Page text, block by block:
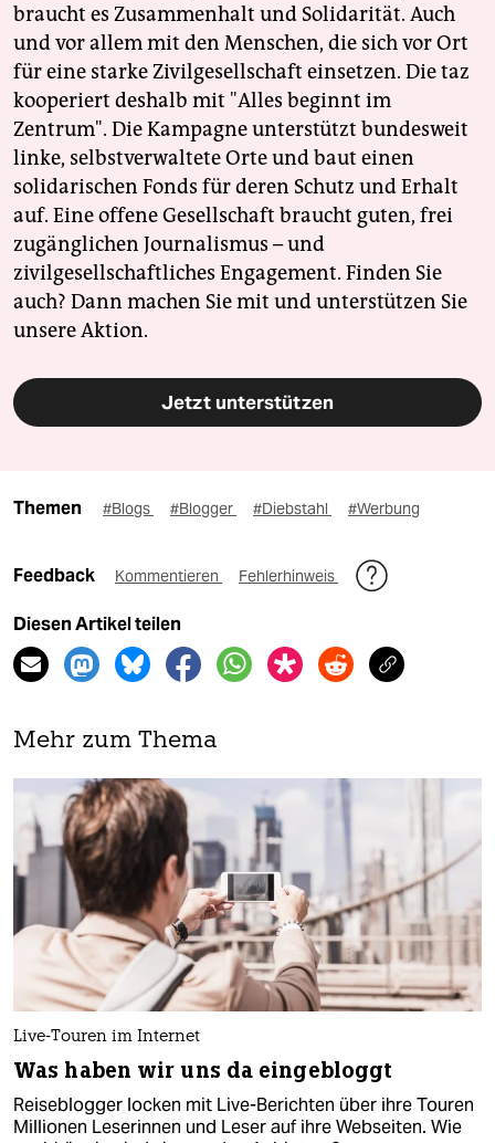
braucht es Zusammenhalt und Solidarität. Auch
und vor allem mit den Menschen, die sich vor Ort
für eine starke Zivilgesellschaft einsetzen. Die taz
kooperiert deshalb mit "Alles beginnt im
Zentrum". Die Kampagne unterstützt bundesweit
linke, selbstverwaltete Orte und baut einen
solidarischen Fonds für deren Schutz und Erhalt
auf. Eine offene Gesellschaft braucht guten, frei
zugänglichen Journalismus – und
zivilgesellschaftliches Engagement. Finden Sie
auch? Dann machen Sie mit und unterstützen Sie
unsere Aktion.
Jetzt unterstützen
Themen #Blogs #Blogger #Diebstahl #Werbung
Feedback Kommentieren Fehlerhinweis
Diesen Artikel teilen
Mehr zum Thema
Live-Touren im Internet
Was haben wir uns da eingebloggt
Reiseblogger locken mit Live-Berichten über ihre Touren
Millionen Leserinnen und Leser auf ihre Webseiten. Wie